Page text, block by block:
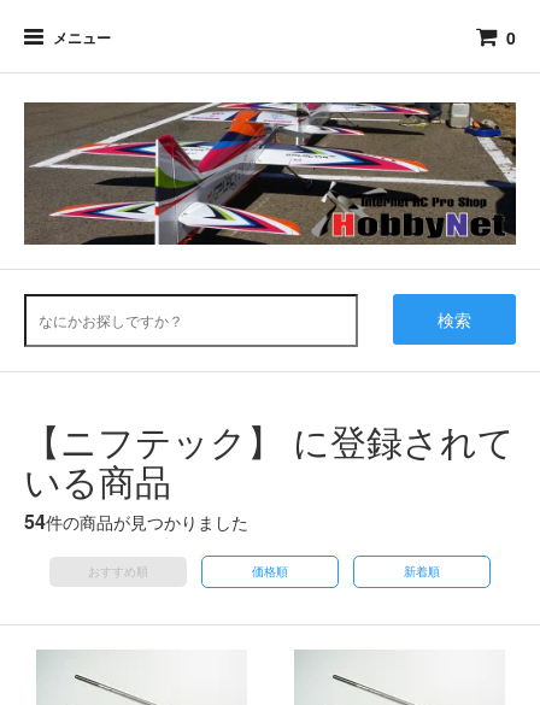
メニュー 0
検索
【ニフテック】 に登録されて
いる商品
54件の商品が見つかりました
おすすめ順 価格順 新着順